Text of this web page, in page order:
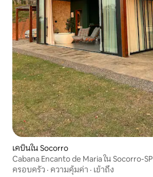
เคบินใน Socorro
Cabana Encanto de Maria ใน Socorro-SP
ครอบครัว · ความคุ้มค่า · เข้าถึง